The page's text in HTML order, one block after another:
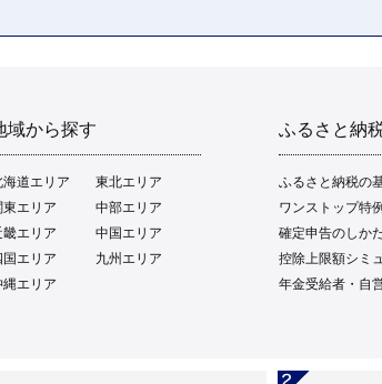
域から探す
海道エリア
東北エリア
東エリア
中部エリア
畿エリア
中国エリア
国エリア
九州エリア
縄エリア
ふるさと納
ふるさと納税の
ワンストップ特
確定申告のしか
控除上限額シミ
年金受給者・自